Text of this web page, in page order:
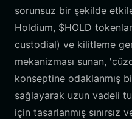
sorunsuz bir şekilde
Holdium, $HOLD
custodial) ve kilitleme
mekanizması sunan,
konseptine odaklanmış
sağlayarak uzun vadeli
için tasarlanmış sınırsız